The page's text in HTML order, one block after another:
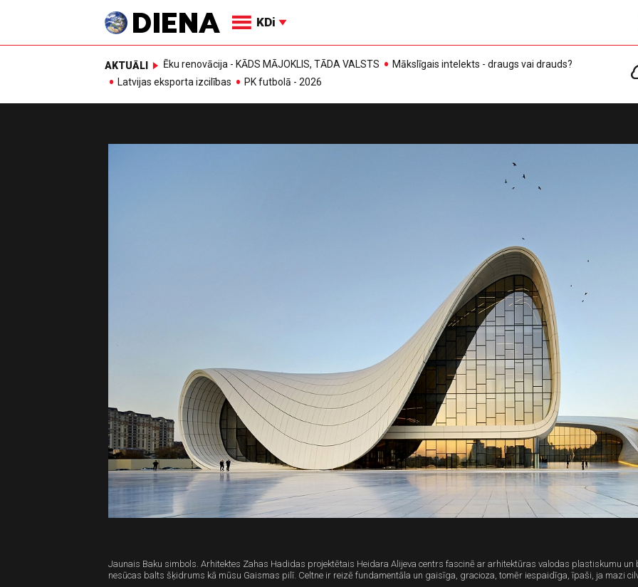
KDi
AKTUĀLI Ēku renovācija - KĀDS MĀJOKLIS, TĀDA VALSTS
Mākslīgais intelekts - draugs vai drauds?
Latvijas eksporta izcilības
PK futbolā - 2026
Jaunais Baku simbols. Arhitektes Zahas Hadidas projektētais Heidara Alijeva centrs fascinē ar arhitektūras valodas plastiskumu un
nesūcas balts šķidrums kā mūsu Gaismas pilī. Celtne ir reizē fundamentāla un gaisīga, gracioza, tomēr iespaidīga, īpaši, ja mazi